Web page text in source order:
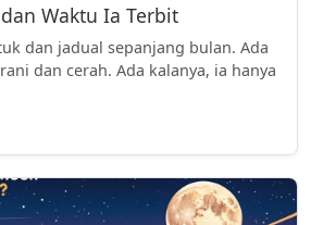
Waktu Ia Terbit
dan jadual sepanjang bulan. Ada
dan cerah. Ada kalanya, ia hanya